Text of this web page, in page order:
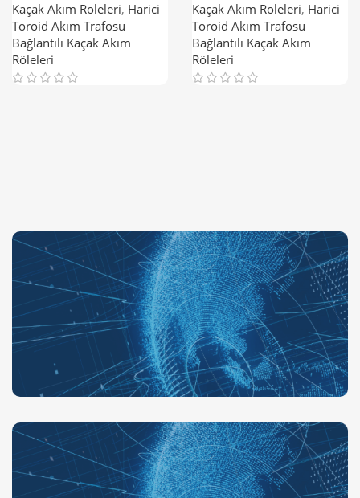
Koruma Rölesi
Kaçak Akım Röleleri, Harici
Toroid Akım Trafosu
Bağlantılı Kaçak Akım
Röleleri
Kaçak Akım Röleleri, Harici
Toroid Akım Trafosu
Bağlantılı Kaçak Akım
Röleleri
Kaçak Akım Rölesi
Çeşitleri Nelerdir?
Detaylar